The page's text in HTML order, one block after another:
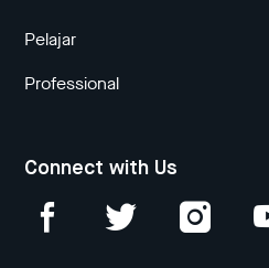
Pelajar
Professional
Connect with Us